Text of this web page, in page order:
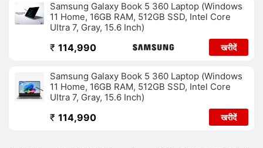
Samsung Galaxy Book 5 360 Laptop (Windows
11 Home, 16GB RAM, 512GB SSD, Intel Core
Ultra 7, Gray, 15.6 Inch)
₹ 114,990 खरीदें
Samsung Galaxy Book 5 360 Laptop (Windows
11 Home, 16GB RAM, 512GB SSD, Intel Core
Ultra 7, Gray, 15.6 Inch)
₹ 114,990 खरीदें